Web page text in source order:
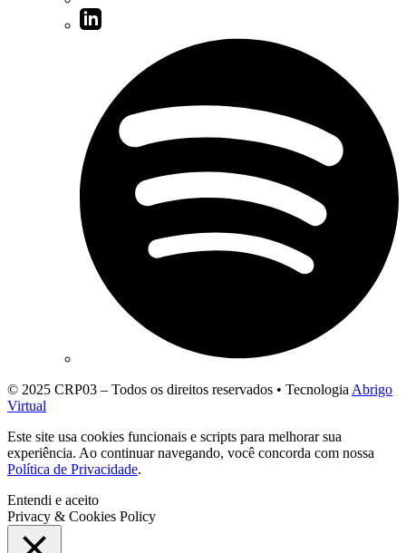
© 2025 CRP03 – Todos os direitos reservados • Tecnologia Abrigo
Virtual
Este site usa cookies funcionais e scripts para melhorar sua
experiência. Ao continuar navegando, você concorda com nossa
Política de Privacidade.
Entendi e aceito
Privacy & Cookies Policy